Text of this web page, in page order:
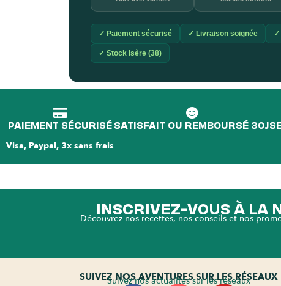
✓ Paiement sécurisé ✓ Livraison soignée ✓
✓ Stock Isère (38)
PAIEMENT SÉCURISÉ
Visa, Paypal, 3x sans frais
SATISFAIT OU REMBOURSÉ 30J
INSCRIVEZ-VOUS À LA
Découvrez nos recettes, nos conseils et nos
SUIVEZ NOS AVENTURES SUR LES RÉSEAUX
Suivez nos actualités sur les réseaux